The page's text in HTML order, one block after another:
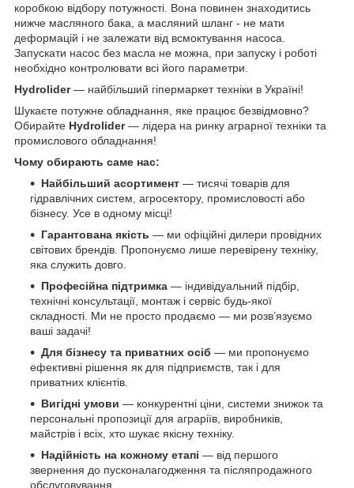
коробкою відбору потужності. Вона повинен знаходитись
нижче масляного бака, а масляний шланг - не мати
деформацій і не залежати від всмоктування насоса.
Запускати насос без масла не можна, при запуску і роботі
необхідно контролювати всі його параметри.
Hydrolider— найбільший гіпермаркет техніки в Україні!
Шукаєте потужне обладнання, яке працює безвідмовно?
Обирайте Hydrolider— лідера на ринку аграрної техніки та
промислового обладнання!
Чому обирають саме нас:
Найбільший асортимент — тисячі товарів для
гідравлічних систем, агросектору, промисловості або
бізнесу. Усе в одному місці!
Гарантована якість — ми офіційні дилери провідних
світових брендів. Пропонуємо лише перевірену техніку,
яка служить довго.
Професійна підтримка — індивідуальний підбір,
технічні консультації, монтаж і сервіс будь-якої
складності. Ми не просто продаємо — ми розв’язуємо
ваші задачі!
Для бізнесу та приватних осіб — ми пропонуємо
ефективні рішення як для підприємств, так і для
приватних клієнтів.
Вигідні умови — конкурентні ціни, системи знижок та
персональні пропозиції для аграріїв, виробників,
майстрів і всіх, хто шукає якісну техніку.
Надійність на кожному етапі — від першого
звернення до пусконалагодження та післяпродажного
обслуговування.